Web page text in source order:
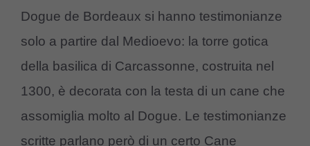
Dogue de Bordeaux si hanno testimonianze
solo a partire dal Medioevo: la torre gotica
della basilica di Carcassonne, costruita nel
1300, è decorata con la testa di un cane che
assomiglia molto al Dogue. Le testimonianze
scritte parlano però di un certo Cane